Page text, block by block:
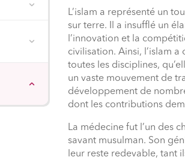
L’islam a représenté un
sur terre. Il a insufflé un
l’innovation et la
civilisation. Ainsi, l’islam
toutes les disciplines,
un vaste mouvement de
développement de
dont les contributions
La médecine fut l’un des
savant musulman. Son
leur reste redevable, tant